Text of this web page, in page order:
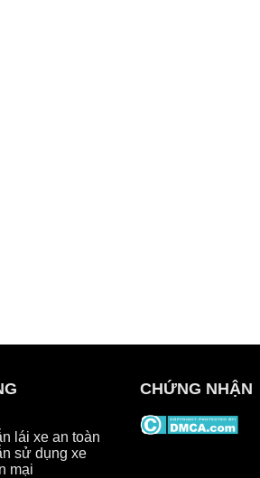
lái xe an toàn
sử dụng xe
mại
CHỨNG NHẬN